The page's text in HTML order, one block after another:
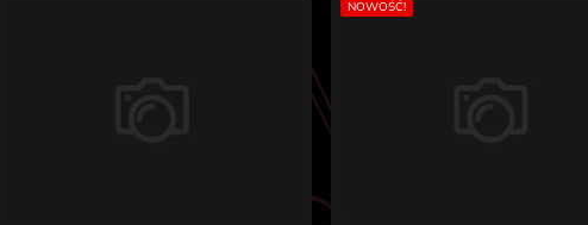
serkiem philadelphia i sałatą,
sezamem, 6x futomaki z
NOWOŚĆ!